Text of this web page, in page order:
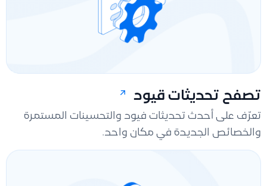
تصفح تحديثات قيود
تعرّف على أحدث تحديثات فيود والتحسينات المستمرة
والخصائص الجديدة في مكان واحد.